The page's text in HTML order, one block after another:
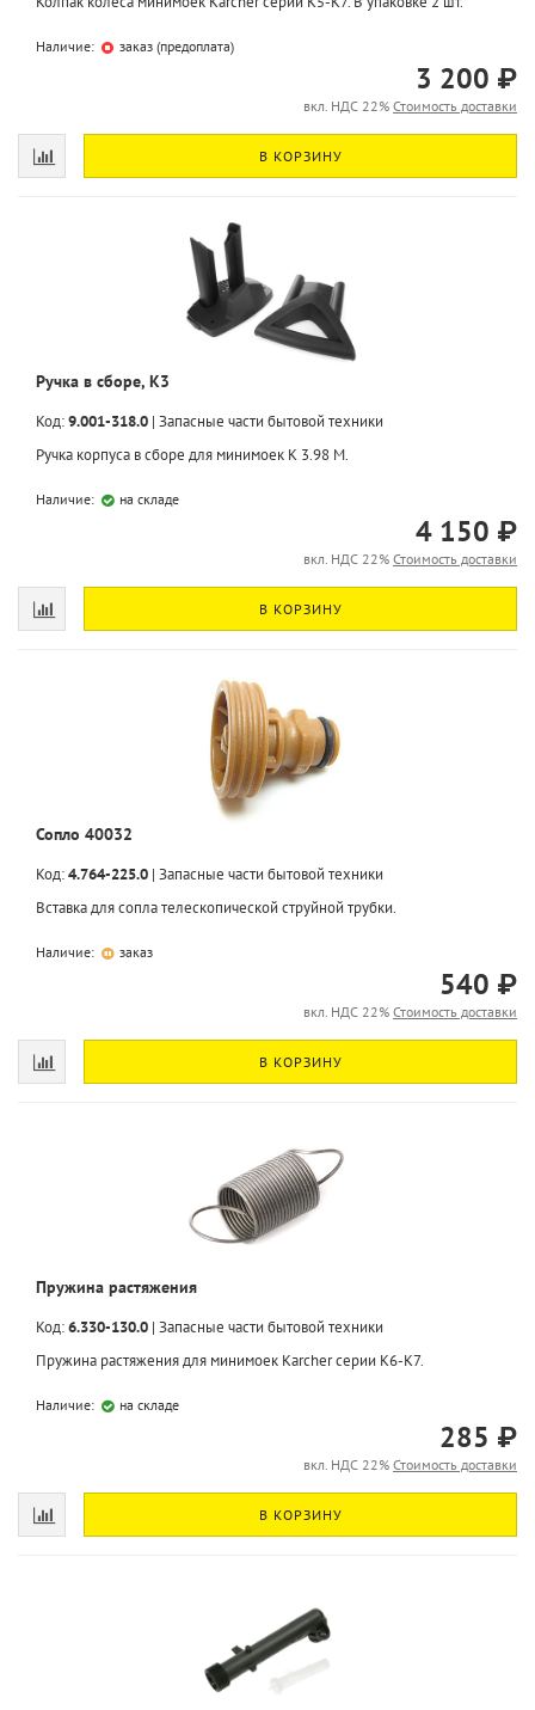
Наличие: заказ (предоплата)
3 200 ₽
вкл. НДС 22% Стоимость доставки
В КОРЗИНУ
Ручка в сборе, K3
Код:9.001-318.0 | Запасные части бытовой техники
Ручка корпуса в сборе для минимоек K 3.98 M.
Наличие: на складе
4 150 ₽
вкл. НДС 22% Стоимость доставки
В КОРЗИНУ
Сопло 40032
Код:4.764-225.0 | Запасные части бытовой техники
Вставка для сопла телескопической струйной трубки.
Наличие: заказ
540 ₽
вкл. НДС 22% Стоимость доставки
В КОРЗИНУ
Пружина растяжения
Код:6.330-130.0 | Запасные части бытовой техники
Пружина растяжения для минимоек Karcher серии K6-K7.
Наличие: на складе
285 ₽
вкл. НДС 22% Стоимость доставки
В КОРЗИНУ